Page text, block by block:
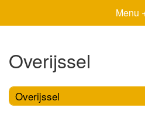
Menu
Overijssel
Overijssel